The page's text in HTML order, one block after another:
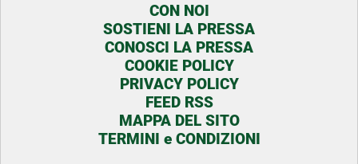
CON NOI
SOSTIENI LA PRESSA
CONOSCI LA PRESSA
COOKIE POLICY
PRIVACY POLICY
FEED RSS
MAPPA DEL SITO
TERMINI e CONDIZIONI